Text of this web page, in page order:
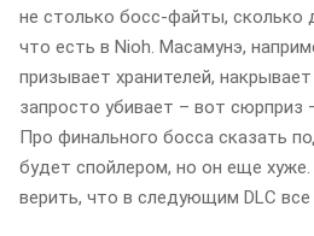
не столько босс-файты, сколько
что есть в Nioh. Масамунэ,
призывает хранителей,
запросто убивает – вот сюрприз
Про финального босса сказать
будет спойлером, но он еще
верить, что в следующим DLC